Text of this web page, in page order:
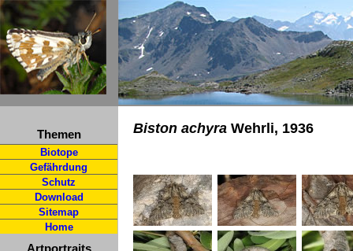
Themen
Biotope
Gefährdung
Schutz
Download
Sitemap
Home
Artportraits
Biston achyra Wehrli, 1936